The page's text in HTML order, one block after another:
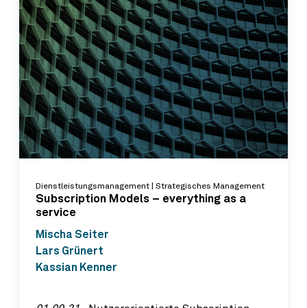
Dienstleistungsmanagement | Strategisches Management
Subscription Models – everything as a
service
Mischa Seiter
Lars Grünert
Kassian Kenner